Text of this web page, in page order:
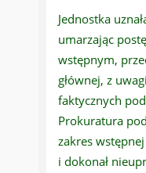
Jednostka
umarzając
wstępnym,
głównej, z
faktycznych
Prokuratura
zakres
i dokonał